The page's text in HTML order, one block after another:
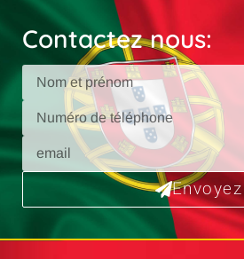
Contactez nous:
Envoyez